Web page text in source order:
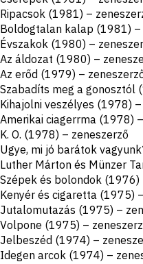
Ripacsok (1981) –
Boldogtalan kalap (1981) –
Évszakok (1980) –
Az áldozat (1980) –
Az erőd (1979) –
Szabadíts meg a gonosztól
Kihajolni veszélyes (1978)
Amerikai ciagerrma (1978)
K. O. (1978) – zeneszerző
Ugye, mi jó barátok
Luther Márton és Münzer
Szépek és bolondok (1976)
Kenyér és cigaretta (1975)
Jutalomutazás (1975) –
Volpone (1975) –
Jelbeszéd (1974) –
Idegen arcok (1974) –